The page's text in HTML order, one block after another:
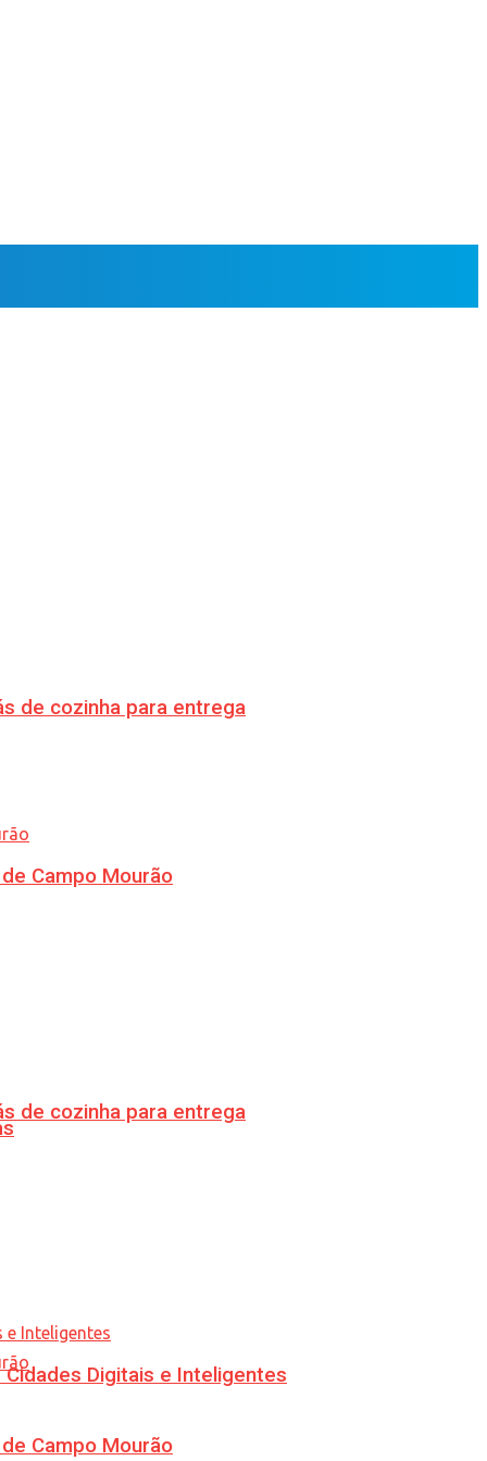
de cozinha para entrega
Campo Mourão
de cozinha para entrega
Campo Mourão
Digitais e Inteligentes